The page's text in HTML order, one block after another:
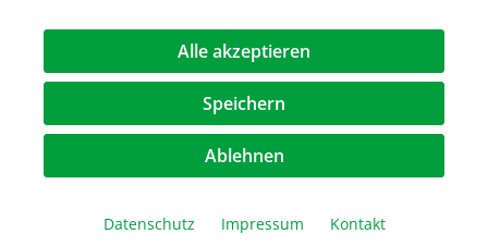
50 Anwendungen
285,00 €*
Alle akzeptieren
Speichern
Ablehnen
Datenschutz Impressum Kontakt